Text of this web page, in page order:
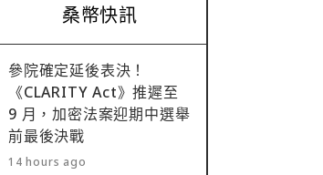
桑幣快訊
參院確定延後表決！
《CLARITY Act》推遲至
9 月，加密法案迎期中選舉
前最後決戰
14 hours ago